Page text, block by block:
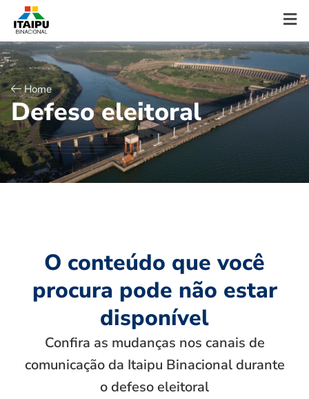
Home
Defeso eleitoral
O conteúdo que você
procura pode não estar
disponível
Confira as mudanças nos canais de
comunicação da Itaipu Binacional durante
o defeso eleitoral